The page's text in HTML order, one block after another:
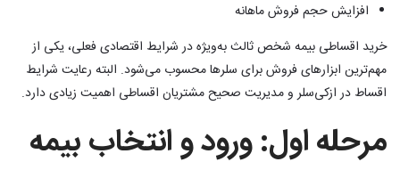
افزایش حجم فروش ماهانه
خرید اقساطی بیمه شخص ثالث به‌ویژه در شرایط اقتصادی فعلی، یکی از
مهم‌ترین ابزارهای فروش برای سلرها محسوب می‌شود. البته رعایت شرایط
اقساط در ازکی‌سلر و مدیریت صحیح مشتریان اقساطی اهمیت زیادی دارد.
مرحله اول: ورود و انتخاب بیمه